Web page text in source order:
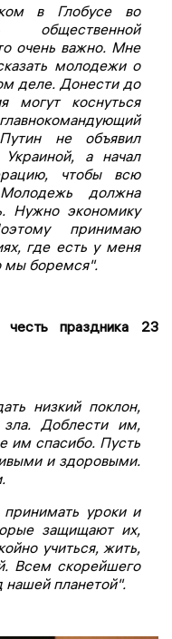
в Глобусе во
общественной
очень важно. Мне
молодежи о
деле. Донести до
могут коснуться
не объявил
а начал
чтобы всю
должна
Нужно экономику
принимаю
где есть у меня
мы боремся".
праздника 23
низкий поклон,
Доблести им,
им спасибо. Пусть
и здоровыми.
уроки и
защищают их,
учиться, жить,
Всем скорейшего
нашей планетой".